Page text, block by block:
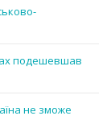
подешевшав
не зможе